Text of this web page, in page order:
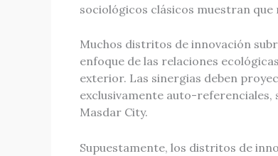
sociológicos clásicos muestran
Muchos distritos de innovación
enfoque de las relaciones
exterior. Las sinergias deben
exclusivamente auto-
Masdar City.
Supuestamente, los distritos de